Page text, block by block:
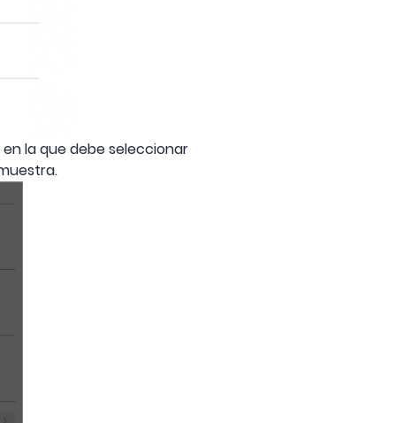
la que debe seleccionar